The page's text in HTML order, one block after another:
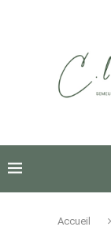
Accueil